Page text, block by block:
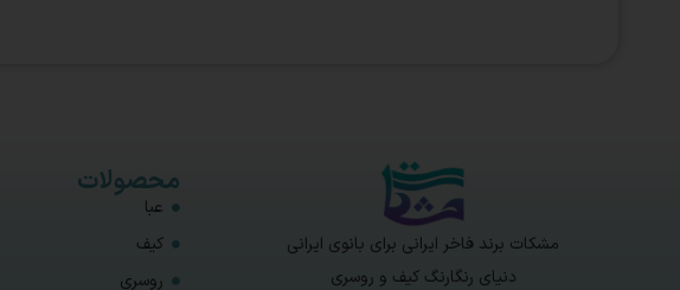
مشکات برند فاخر ایرانی برای بانوی ایرانی
دنیای رنگارنگ کیف و روسری
محصولات
عبا
کیف
روسری